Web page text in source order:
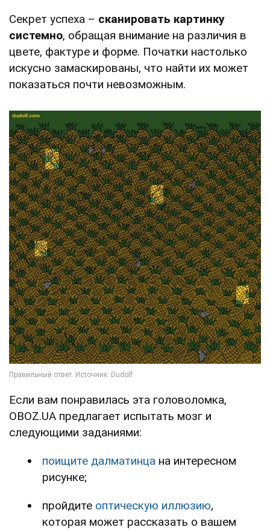
Секрет успеха – сканировать картинку
системно, обращая внимание на различия в
цвете, фактуре и форме. Початки настолько
искусно замаскированы, что найти их может
показаться почти невозможным.
Если вам понравилась эта головоломка,
OBOZ.UA предлагает испытать мозг и
следующими заданиями:
поищите далматинца на интересном
рисунке;
пройдите оптическую иллюзию,
которая может рассказать о вашем